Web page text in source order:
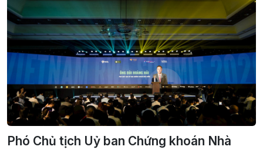
Phó Chủ tịch Uỷ ban Chứng khoán Nhà